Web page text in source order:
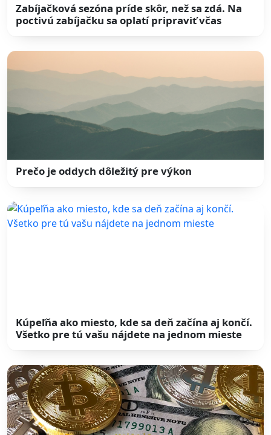
Zabíjačková sezóna príde skôr, než sa zdá. Na
poctivú zabíjačku sa oplatí pripraviť včas
Prečo je oddych dôležitý pre výkon
Kúpeľňa ako miesto, kde sa deň začína aj končí.
Všetko pre tú vašu nájdete na jednom mieste